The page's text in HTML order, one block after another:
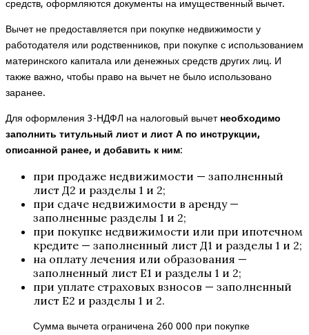
средств, оформляются документы на имущественный вычет.
Вычет не предоставляется при покупке недвижимости у
работодателя или родственников, при покупке с использованием
материнского капитала или денежных средств других лиц. И
также важно, чтобы право на вычет не было использовано
заранее.
Для оформления 3-НДФЛ на налоговый вычет необходимо
заполнить титульный лист и лист А по инструкции,
описанной ранее, и добавить к ним:
при продаже недвижимости — заполненный
лист Д2 и разделы 1 и 2;
при сдаче недвижимости в аренду —
заполненные разделы 1 и 2;
при покупке недвижимости или при ипотечном
кредите — заполненный лист Д1 и разделы 1 и 2;
на оплату лечения или образования —
заполненный лист Е1 и разделы 1 и 2;
при уплате страховых взносов — заполненный
лист Е2 и разделы 1 и 2.
Сумма вычета ограничена 260 000 при покупке